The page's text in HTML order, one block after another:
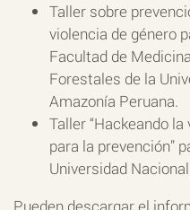
Taller sobre
violencia de género
Facultad de
Forestales de la
Amazonía Peruana.
Taller “Hackeando
para la prevención”
Universidad
Pueden descargar el